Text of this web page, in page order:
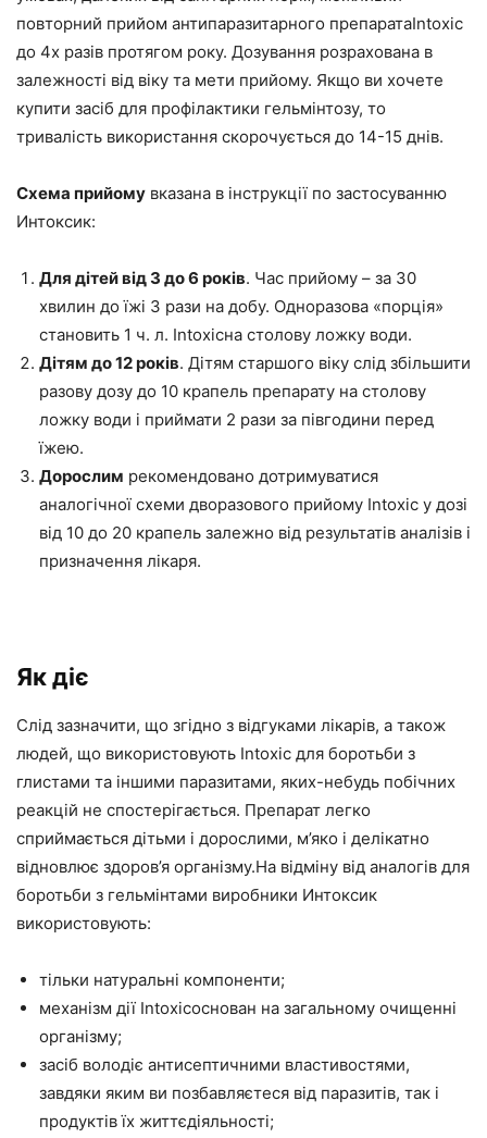
повторний прийом антипаразитарного препаратаIntoxic
до 4х разів протягом року. Дозування розрахована в
залежності від віку та мети прийому. Якщо ви хочете
купити засіб для профілактики гельмінтозу, то
тривалість використання скорочується до 14-15 днів.
Схема прийому вказана в інструкції по застосуванню
Интоксик:
Для дітей від 3 до 6 років. Час прийому – за 30
хвилин до їжі 3 рази на добу. Одноразова «порція»
становить 1 ч. л. Intoxicна столову ложку води.
Дітям до 12 років. Дітям старшого віку слід збільшити
разову дозу до 10 крапель препарату на столову
ложку води і приймати 2 рази за півгодини перед
їжею.
Дорослим рекомендовано дотримуватися
аналогічної схеми дворазового прийому Intoxic у дозі
від 10 до 20 крапель залежно від результатів аналізів і
призначення лікаря.
Як діє
Слід зазначити, що згідно з відгуками лікарів, а також
людей, що використовують Intoxic для боротьби з
глистами та іншими паразитами, яких-небудь побічних
реакцій не спостерігається. Препарат легко
сприймається дітьми і дорослими, м’яко і делікатно
відновлює здоров’я організму.На відміну від аналогів для
боротьби з гельмінтами виробники Интоксик
використовують:
тільки натуральні компоненти;
механізм дії Intoxicоснован на загальному очищенні
організму;
засіб володіє антисептичними властивостями,
завдяки яким ви позбавляєтеся від паразитів, так і
продуктів їх життєдіяльності;